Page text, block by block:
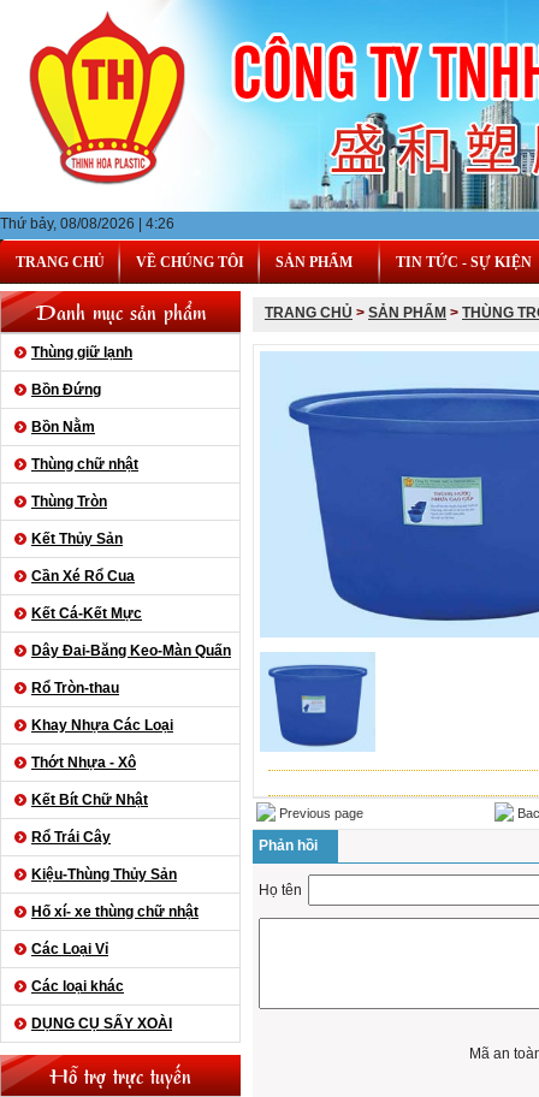
Thứ bảy, 08/08/2026 | 4:26
TRANG CHỦ VỀ CHÚNG TÔI SẢN PHẨM TIN TỨC - SỰ KIỆN
Danh mục sản phẩm
Thùng giữ lạnh
Bồn Đứng
Bồn Nằm
Thùng chữ nhật
Thùng Tròn
Kết Thủy Sản
Cần Xé Rổ Cua
Kết Cá-Kết Mực
Dây Đai-Băng Keo-Màn Quấn
Rổ Tròn-thau
Khay Nhựa Các Loại
Thớt Nhựa - Xô
Kết Bít Chữ Nhật
Rổ Trái Cây
Kiệu-Thùng Thủy Sản
Hố xí- xe thùng chữ nhật
Các Loại Vỉ
Các loại khác
DỤNG CỤ SẤY XOÀI
Hỗ trợ trực tuyến
TRANG CHỦ > SẢN PHẨM > THÙNG
Previous page
Phản hồi
Họ tên
Mã an